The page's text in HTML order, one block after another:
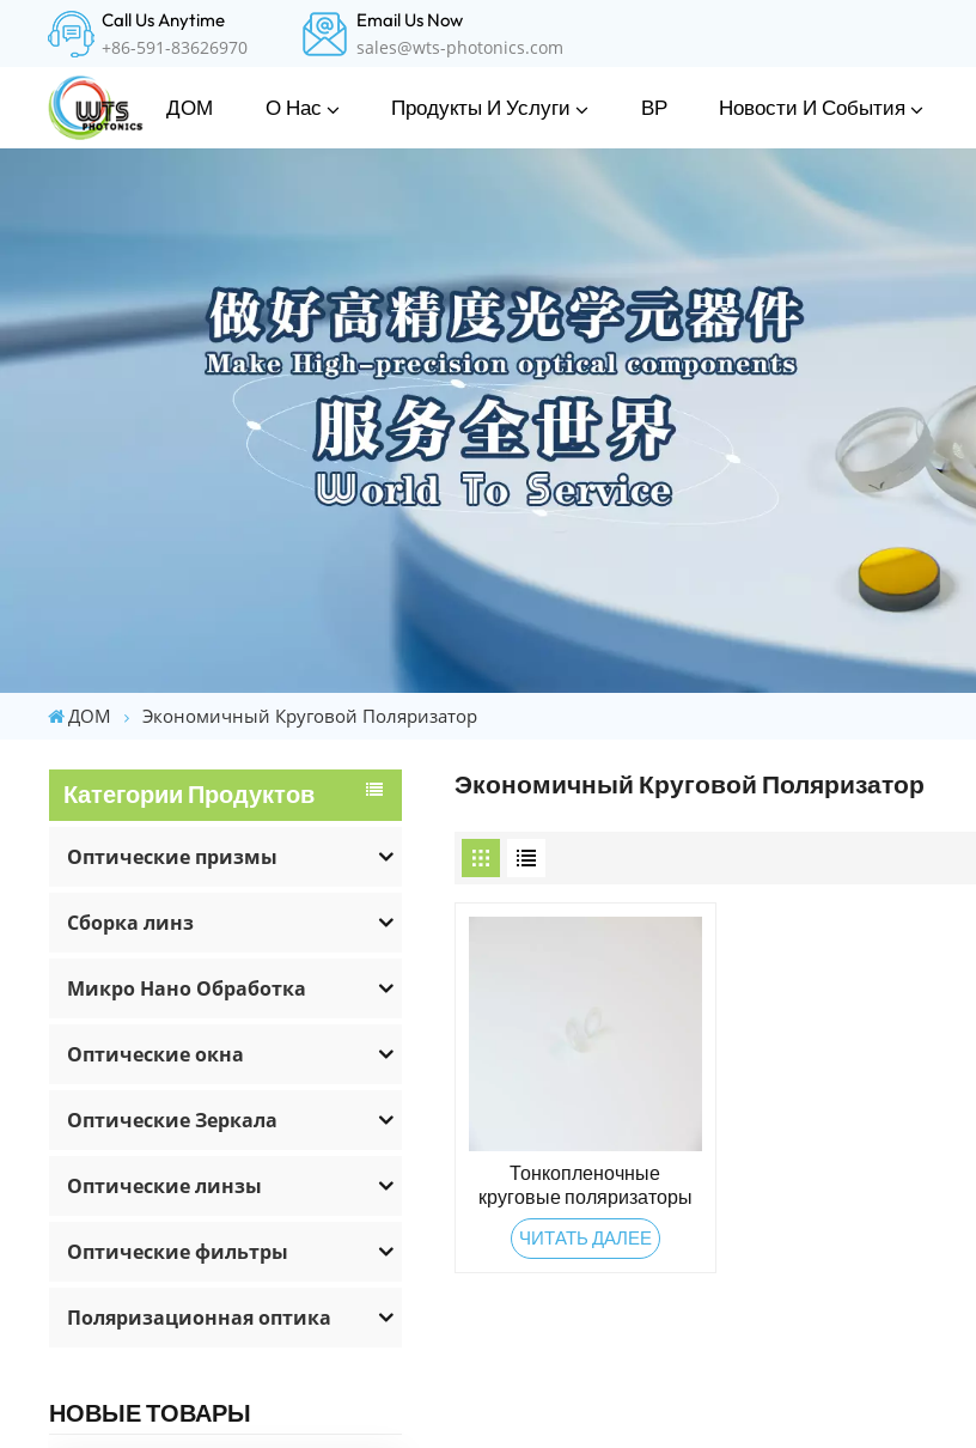
Call Us Anytime
+86-591-83626970
Email Us Now
sales@wts-photonics.com
ДОМ О Нас Продукты И Услуги ВР Новости И События
ДОМ Экономичный Круговой Поляризатор
Категории Продуктов
Оптические призмы
Сборка линз
Микро Нано Обработка
Оптические окна
Оптические Зеркала
Оптические линзы
Оптические фильтры
Поляризационная оптика
НОВЫЕ ТОВАРЫ
Экономичный Круговой Поляризатор
Тонкопленочные
круговые поляризаторы
ЧИТАТЬ ДАЛЕЕ